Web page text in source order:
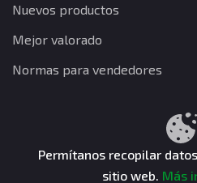
Nuevos productos
Mejor valorado
Normas para vendedores
Términos y
CuentasGO © 2026. Todos
Permítanos recopilar
sitio web. Más